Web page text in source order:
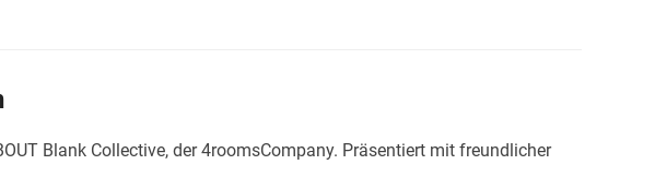
Blank Collective, der 4roomsCompany. Präsentiert mit freundlicher